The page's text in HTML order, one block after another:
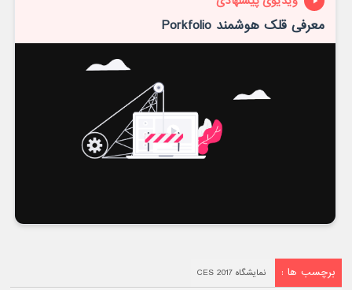
معرفی قلک هوشمند Porkfolio
برچسب ها : نمایشگاه CES 2017